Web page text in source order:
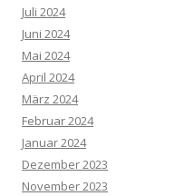
Juli 2024
Juni 2024
Mai 2024
April 2024
März 2024
Februar 2024
Januar 2024
Dezember 2023
November 2023